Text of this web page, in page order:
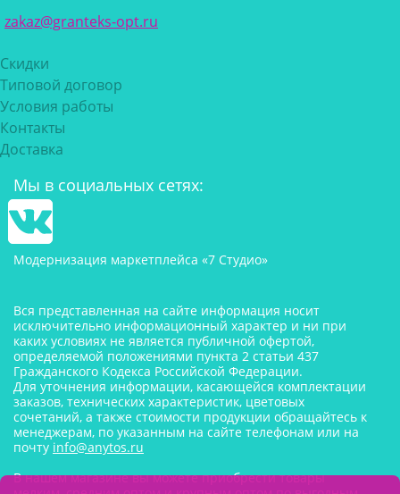
zakaz@granteks-opt.ru
Скидки
Типовой договор
Условия работы
Контакты
Доставка
Мы в социальных сетях:
Модернизация маркетплейса «7 Студио»
Вся представленная на сайте информация носит
исключительно информационный характер и ни при
каких условиях не является публичной офертой,
определяемой положениями пункта 2 статьи 437
Гражданского Кодекса Российской Федерации.
Для уточнения информации, касающейся комплектации
заказов, технических характеристик, цветовых
сочетаний, а также стоимости продукции обращайтесь к
менеджерам, по указанным на сайте телефонам или на
почту info@anytos.ru
В нашем магазине вы можете приобрести товары